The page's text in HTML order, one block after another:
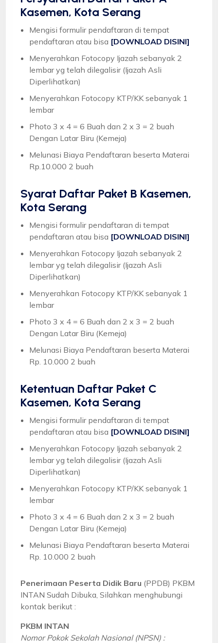
Kasemen, Kota Serang
Mengisi formulir pendaftaran di tempat
pendaftaran atau bisa [DOWNLOAD DISINI]
Menyerahkan Fotocopy Ijazah sebanyak 2
lembar yg telah dilegalisir (Ijazah Asli
Diperlihatkan)
Menyerahkan Fotocopy KTP/KK sebanyak 1
lembar
Photo 3 x 4 = 6 Buah dan 2 x 3 = 2 buah
Dengan Latar Biru (Kemeja)
Melunasi Biaya Pendaftaran beserta Materai
Rp.10.000 2 buah
Syarat Daftar Paket B Kasemen,
Kota Serang
Mengisi formulir pendaftaran di tempat
pendaftaran atau bisa [DOWNLOAD DISINI]
Menyerahkan Fotocopy Ijazah sebanyak 2
lembar yg telah dilegalisir (Ijazah Asli
Diperlihatkan)
Menyerahkan Fotocopy KTP/KK sebanyak 1
lembar
Photo 3 x 4 = 6 Buah dan 2 x 3 = 2 buah
Dengan Latar Biru (Kemeja)
Melunasi Biaya Pendaftaran beserta Materai
Rp. 10.000 2 buah
Ketentuan Daftar Paket C
Kasemen, Kota Serang
Mengisi formulir pendaftaran di tempat
pendaftaran atau bisa [DOWNLOAD DISINI]
Menyerahkan Fotocopy Ijazah sebanyak 2
lembar yg telah dilegalisir (Ijazah Asli
Diperlihatkan)
Menyerahkan Fotocopy KTP/KK sebanyak 1
lembar
Photo 3 x 4 = 6 Buah dan 2 x 3 = 2 buah
Dengan Latar Biru (Kemeja)
Melunasi Biaya Pendaftaran beserta Materai
Rp. 10.000 2 buah
Penerimaan Peserta Didik Baru (PPDB) PKBM
INTAN Sudah Dibuka, Silahkan menghubungi
kontak berikut :
PKBM INTAN
Nomor Pokok Sekolah Nasional (NPSN) :